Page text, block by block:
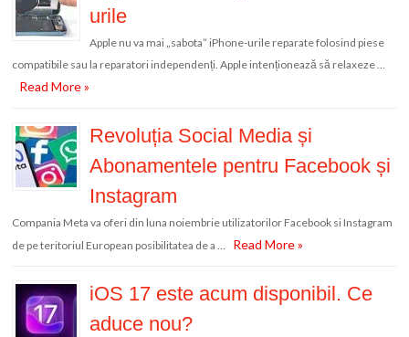
urile
Apple nu va mai „sabota” iPhone-urile reparate folosind piese
compatibile sau la reparatori independenți. Apple intenționează să relaxeze …
Read More »
Revoluția Social Media și
Abonamentele pentru Facebook și
Instagram
Compania Meta va oferi din luna noiembrie utilizatorilor Facebook si Instagram
de pe teritoriul European posibilitatea de a …
Read More »
iOS 17 este acum disponibil. Ce
aduce nou?